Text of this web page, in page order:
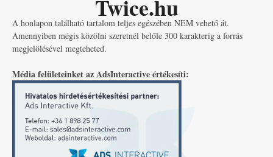
Twice.hu
A honlapon található tartalom teljes egészében NEM vehető át.
Amennyiben mégis közölni szeretnél belőle 300 karakterig a forrás
megjelölésével megteheted.
Média felületeinket az AdsInteractive értékesíti: